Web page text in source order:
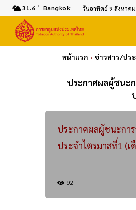
31.6 C Bangkok วันอาทิตย์ 9 สิงหาค
หน้าแรก ข่าวสาร/ปร
ประกาศผลผู้ชนะ
ประกาศผลผู้ชนะกา
ประจำไตรมาสที่1 (
92